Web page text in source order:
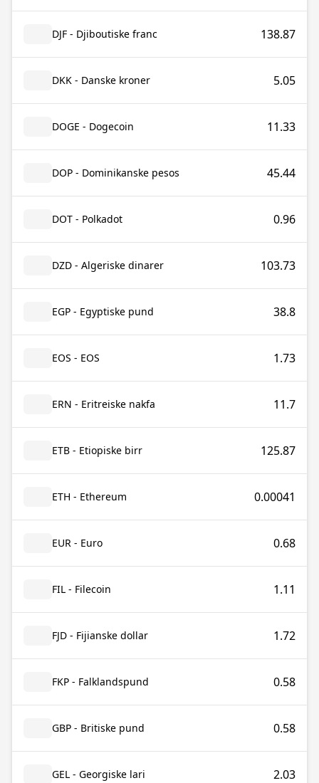
DJF - Djiboutiske franc 138.87
DKK - Danske kroner 5.05
DOGE - Dogecoin 11.33
DOP - Dominikanske pesos 45.44
DOT - Polkadot 0.96
DZD - Algeriske dinarer 103.73
EGP - Egyptiske pund 38.8
EOS - EOS 1.73
ERN - Eritreiske nakfa 11.7
ETB - Etiopiske birr 125.87
ETH - Ethereum 0.00041
EUR - Euro 0.68
FIL - Filecoin 1.11
FJD - Fijianske dollar 1.72
FKP - Falklandspund 0.58
GBP - Britiske pund 0.58
GEL - Georgiske lari 2.03